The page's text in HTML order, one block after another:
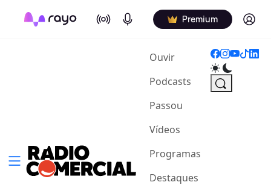
On Air Podcasts Premium Log in
Ouvir(current)
Podcasts
Passou
Vídeos
Programas
Destaques